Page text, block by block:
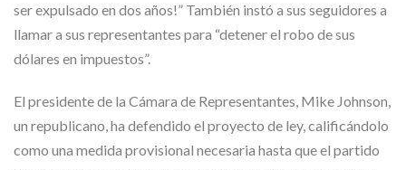
ser expulsado en dos años!” También instó a sus seguidores a
llamar a sus representantes para “detener el robo de sus
dólares en impuestos”.
El presidente de la Cámara de Representantes, Mike Johnson,
un republicano, ha defendido el proyecto de ley, calificándolo
como una medida provisional necesaria hasta que el partido